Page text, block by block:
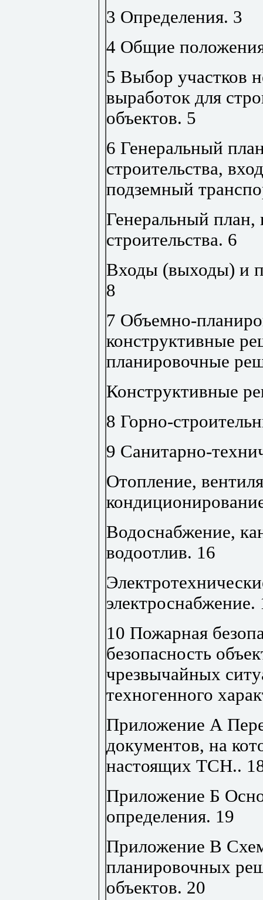
3 Определения. 3
4 Общие
5 Выбор участков
выработок для
объектов. 5
6 Генеральный
строительства,
подземный
Генеральный план,
строительства. 6
Входы (выходы) и
8
7 Объемно-
конструктивные
планировочные
Конструктивные
8 Горно-
9 Санитарно-
Отопление,
Водоснабжение,
водоотлив. 16
электроснабжение.
10 Пожарная
безопасность
чрезвычайных
техногенного
Приложение А
документов, на
настоящих ТСН..
Приложение Б
определения. 19
Приложение В
планировочных
объектов. 20